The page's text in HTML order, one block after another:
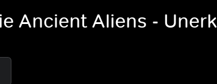
Ancient Aliens -